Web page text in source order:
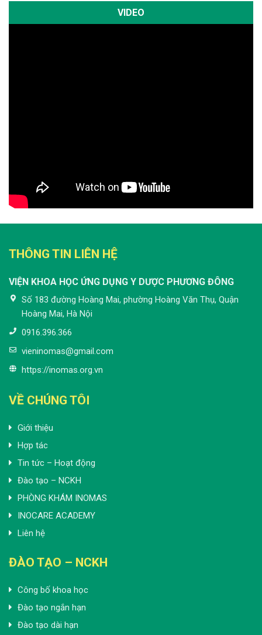
VIDEO
THÔNG TIN LIÊN HỆ
VIỆN KHOA HỌC ỨNG DỤNG Y DƯỢC PHƯƠNG ĐÔNG
Số 183 đường Hoàng Mai, phường Hoàng Văn Thụ, Quận
Hoàng Mai, Hà Nội
0916.396.366
vieninomas@gmail.com
https://inomas.org.vn
VỀ CHÚNG TÔI
Giới thiệu
Hợp tác
Tin tức – Hoạt động
Đào tạo – NCKH
PHÒNG KHÁM INOMAS
INOCARE ACADEMY
Liên hệ
ĐÀO TẠO – NCKH
Công bố khoa học
Đào tạo ngắn hạn
Đào tạo dài hạn